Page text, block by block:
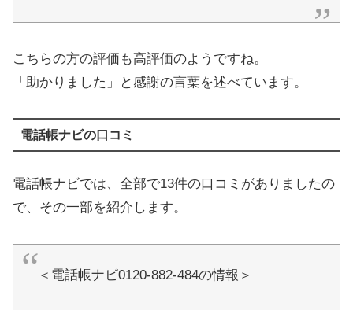
こちらの方の評価も高評価のようですね。
「助かりました」と感謝の言葉を述べています。
電話帳ナビの口コミ
電話帳ナビでは、全部で13件の口コミがありましたの
で、その一部を紹介します。
＜電話帳ナビ0120-882-484の情報＞